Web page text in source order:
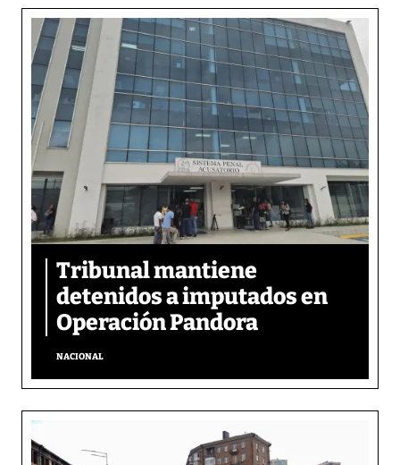
Tribunal mantiene
detenidos a imputados en
Operación Pandora
NACIONAL